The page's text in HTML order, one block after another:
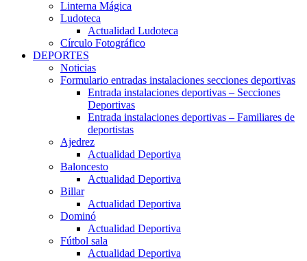
Linterna Mágica
Ludoteca
Actualidad Ludoteca
Círculo Fotográfico
DEPORTES
Noticias
Formulario entradas instalaciones secciones deportivas
Entrada instalaciones deportivas – Secciones
Deportivas
Entrada instalaciones deportivas – Familiares de
deportistas
Ajedrez
Actualidad Deportiva
Baloncesto
Actualidad Deportiva
Billar
Actualidad Deportiva
Dominó
Actualidad Deportiva
Fútbol sala
Actualidad Deportiva